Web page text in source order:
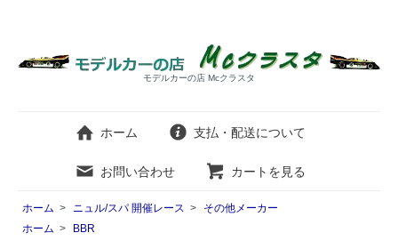
モデルカーの店 Mcクラスタ
ホーム 支払・配送について
お問い合わせ カートを見る
ホーム > ニュル/スパ 開催レース >
その他メーカー
ホーム > BBR